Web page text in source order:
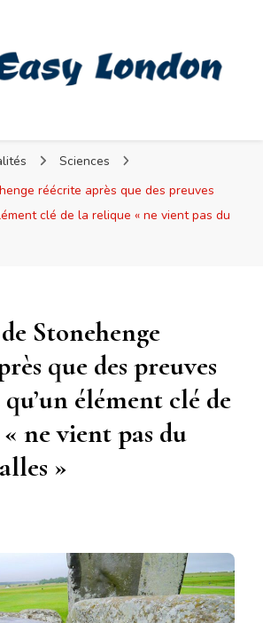
Sciences
réécrite après que des preuves
clé de la relique « ne vient pas du
Stonehenge
que des preuves
élément clé de
ne vient pas du
»